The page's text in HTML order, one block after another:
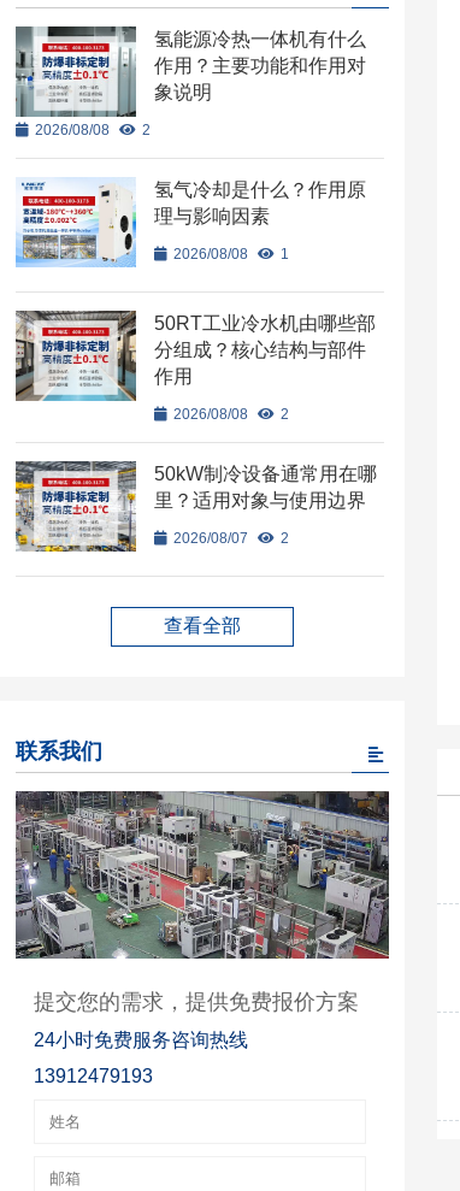
氢能源冷热一体机有什么
作用？主要功能和作用对
象说明
2026/08/08 2
氢气冷却是什么？作用原
理与影响因素
2026/08/08 1
50RT工业冷水机由哪些部
分组成？核心结构与部件
作用
2026/08/08 2
50kW制冷设备通常用在哪
里？适用对象与使用边界
2026/08/07 2
查看全部
联系我们
提交您的需求，提供免费报价方案
24小时免费服务咨询热线
13912479193